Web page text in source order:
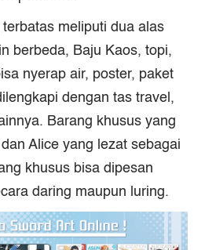
meliputi dua alas
berbeda, Baju Kaos, topi,
nyerap air, poster, paket
dengan tas travel,
Barang khusus yang
Alice yang lezat sebagai
khusus bisa dipesan
daring maupun luring.